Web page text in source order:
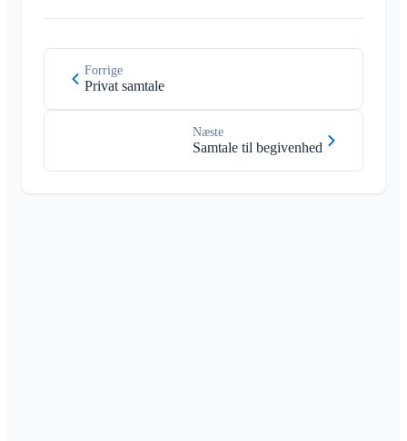
Forrige
Privat samtale
Næste
Samtale til begivenhed